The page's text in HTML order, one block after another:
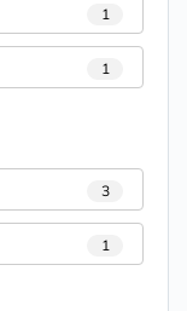
1
1
3
1